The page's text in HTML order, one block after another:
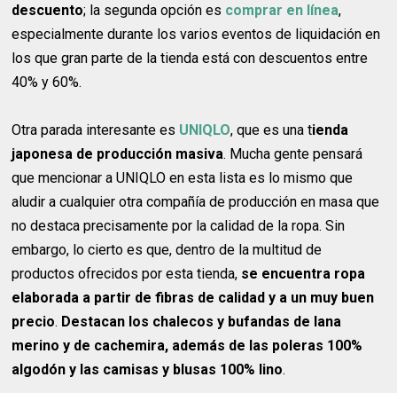
descuento; la segunda opción es comprar en línea,
especialmente durante los varios eventos de liquidación en
los que gran parte de la tienda está con descuentos entre
40% y 60%.
Otra parada interesante es UNIQLO, que es una tienda
japonesa de producción masiva. Mucha gente pensará
que mencionar a UNIQLO en esta lista es lo mismo que
aludir a cualquier otra compañía de producción en masa que
no destaca precisamente por la calidad de la ropa. Sin
embargo, lo cierto es que, dentro de la multitud de
productos ofrecidos por esta tienda, se encuentra ropa
elaborada a partir de fibras de calidad y a un muy buen
precio. Destacan los chalecos y bufandas de lana
merino y de cachemira, además de las poleras 100%
algodón y las camisas y blusas 100% lino.